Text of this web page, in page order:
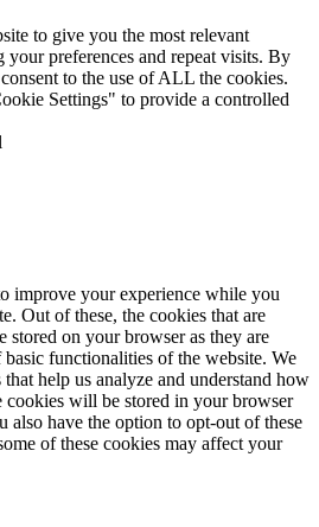
to give you the most relevant
your preferences and repeat visits. By
to the use of ALL the cookies.
Settings" to provide a controlled
improve your experience while you
Out of these, the cookies that are
stored on your browser as they are
functionalities of the website. We
help us analyze and understand how
cookies will be stored in your browser
also have the option to opt-out of these
of these cookies may affect your